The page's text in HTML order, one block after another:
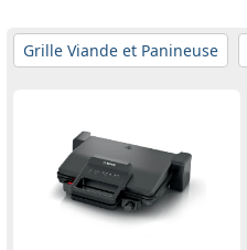
Grille Viande et Panineuse